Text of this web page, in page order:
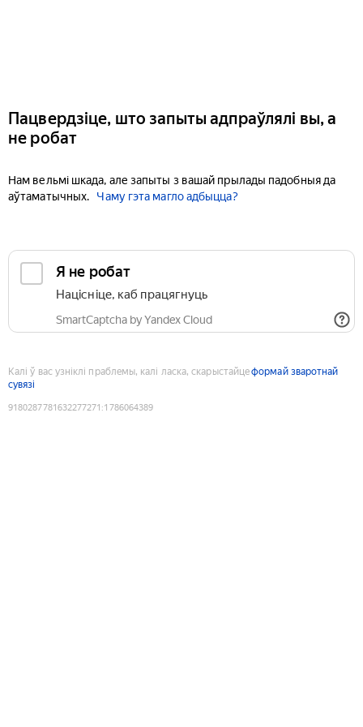
Пацвердзіце, што запыты адпраўлялі вы, а
не робат
Нам вельмі шкада, але запыты з вашай прылады падобныя да
аўтаматычных.
Чаму гэта магло адбыцца?
Я не робат
Націсніце, каб працягнуць
SmartCaptcha by Yandex Cloud
Калі ў вас узніклі праблемы, калі ласка, скарыстайцеформай зваротнай
сувязі
9180287781632277271 :1786064389